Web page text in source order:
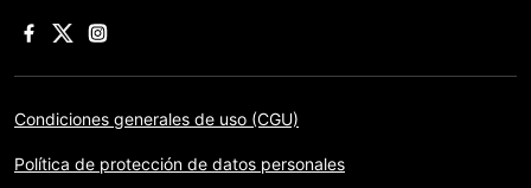
Condiciones generales de uso (CGU)
Política de protección de datos personales